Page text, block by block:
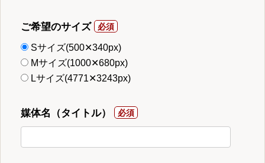
ご希望のサイズ
Sサイズ(500✕340px)
Mサイズ(1000✕680px)
Lサイズ(4771✕3243px)
媒体名（タイトル）